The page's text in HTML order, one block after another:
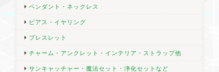
ペンダント・ネックレス
ピアス・イヤリング
ブレスレット
チャーム・アンクレット・インテリア・ストラップ他
サンキャッチャー・魔法セット・浄化セットなど